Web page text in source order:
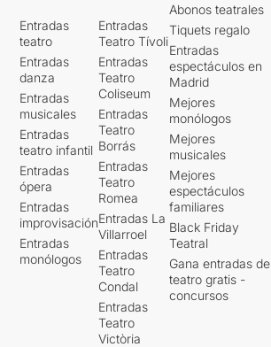
Entradas
teatro
Entradas
danza
Entradas
musicales
Entradas
teatro infantil
Entradas
ópera
Entradas
improvisación
Entradas
monólogos
Entradas
Teatro Tívoli
Entradas
Teatro
Coliseum
Entradas
Teatro
Borrás
Entradas
Teatro
Romea
Entradas La
Villarroel
Entradas
Teatro
Condal
Entradas
Teatro
Victòria
Abonos teatrales
Tiquets regalo
Entradas
espectáculos en
Madrid
Mejores
monólogos
Mejores
musicales
Mejores
espectáculos
familiares
Black Friday
Teatral
Gana entradas de
teatro gratis -
concursos